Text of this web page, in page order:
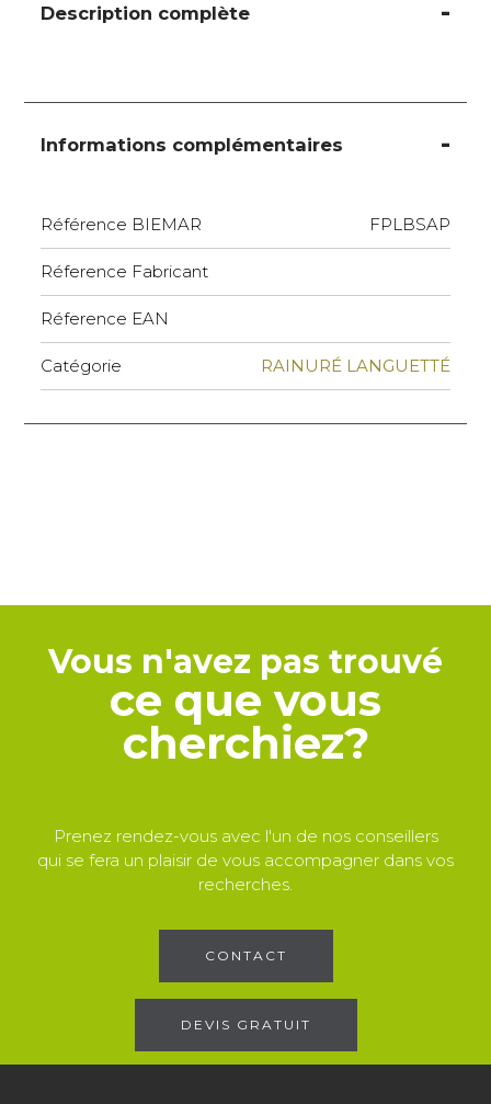
Description complète
Informations complémentaires
Référence BIEMAR FPLBSAP
Réference Fabricant
Réference EAN
Catégorie RAINURÉ LANGUETTÉ
Vous n'avez pas trouvé
ce que vous
cherchiez?
Prenez rendez-vous avec l'un de nos conseillers
qui se fera un plaisir de vous accompagner dans vos
recherches.
CONTACT
DEVIS GRATUIT